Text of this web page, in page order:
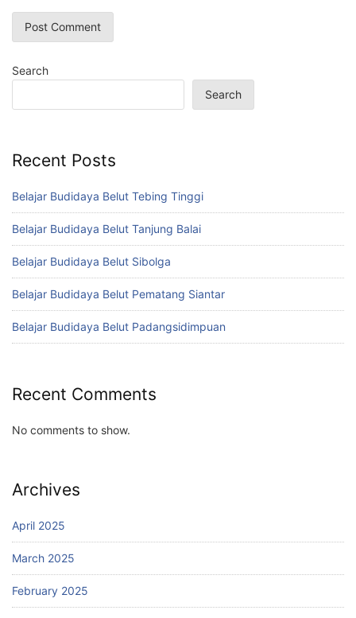
Search
Search
Recent Posts
Belajar Budidaya Belut Tebing Tinggi
Belajar Budidaya Belut Tanjung Balai
Belajar Budidaya Belut Sibolga
Belajar Budidaya Belut Pematang Siantar
Belajar Budidaya Belut Padangsidimpuan
Recent Comments
No comments to show.
Archives
April 2025
March 2025
February 2025